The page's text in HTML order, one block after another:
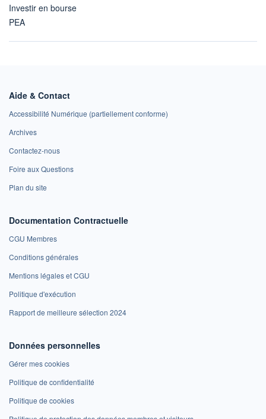
Investir en bourse
PEA
Aide & Contact
Accessibilité Numérique (partiellement conforme)
Archives
Contactez-nous
Foire aux Questions
Plan du site
Documentation Contractuelle
CGU Membres
Conditions générales
Mentions légales et CGU
Politique d'exécution
Rapport de meilleure sélection 2024
Données personnelles
Gérer mes cookies
Politique de confidentialité
Politique de cookies